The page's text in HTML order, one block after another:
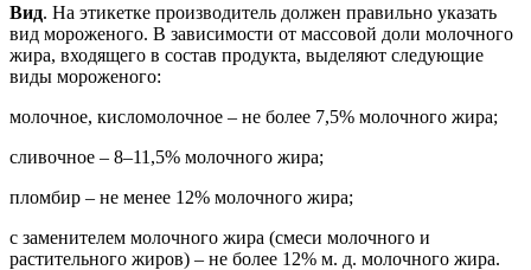
Вид. На этикетке производитель должен правильно указать
вид мороженого. В зависимости от массовой доли молочного
жира, входящего в состав продукта, выделяют следующие
виды мороженого:
молочное, кисломолочное – не более 7,5% молочного жира;
сливочное – 8–11,5% молочного жира;
пломбир – не менее 12% молочного жира;
с заменителем молочного жира (смеси молочного и
растительного жиров) – не более 12% м. д. молочного жира.